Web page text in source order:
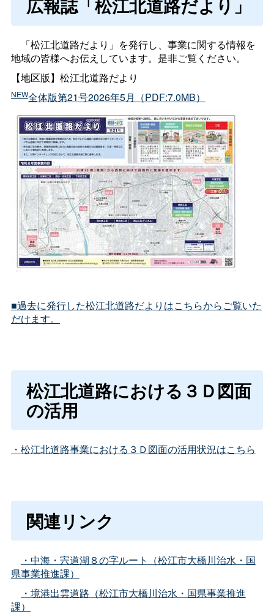
広報誌「松江北道路だより」
「松江北道路だより」を発行し、事業に関する情報を
地域の皆様へお伝えしています。是非ご覧ください。
【地区版】松江北道路だより
NEW全体版第21号2026年5月（PDF:7.0MB）
■過去に発行した松江北道路だよりはこちらからご覧いた
だけます。
松江北道路における３Ｄ図面
の活用
・松江北道路事業における３Ｄ図面の活用状況はこちら
関連リンク
・中海・宍道湖８の字ルート（松江市大橋川治水・国
県事業推進課）
・境港出雲道路（松江市大橋川治水・国県事業推進
課）